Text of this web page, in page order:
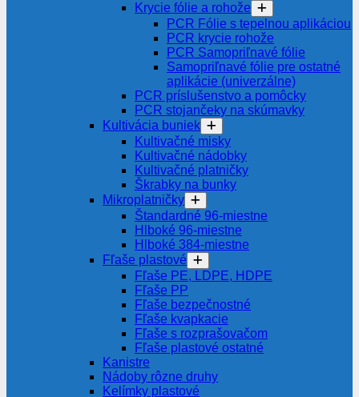
Krycie fólie a rohože
PCR Fólie s tepelnou aplikáciou
PCR krycie rohože
PCR Samopriľnavé fólie
Samopriľnavé fólie pre ostatné
aplikácie (univerzálne)
PCR príslušenstvo a pomôcky
PCR stojančeky na skúmavky
Kultivácia buniek
Kultivačné misky
Kultivačné nádobky
Kultivačné platničky
Škrabky na bunky
Mikroplatničky
Štandardné 96-miestne
Hlboké 96-miestne
Hlboké 384-miestne
Fľaše plastové
Fľaše PE, LDPE, HDPE
Fľaše PP
Fľaše bezpečnostné
Fľaše kvapkacie
Fľaše s rozprašovačom
Fľaše plastové ostatné
Kanistre
Nádoby rôzne druhy
Kelímky plastové